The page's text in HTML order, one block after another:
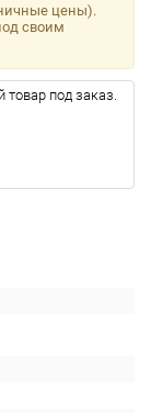
цены).
своим
под заказ.